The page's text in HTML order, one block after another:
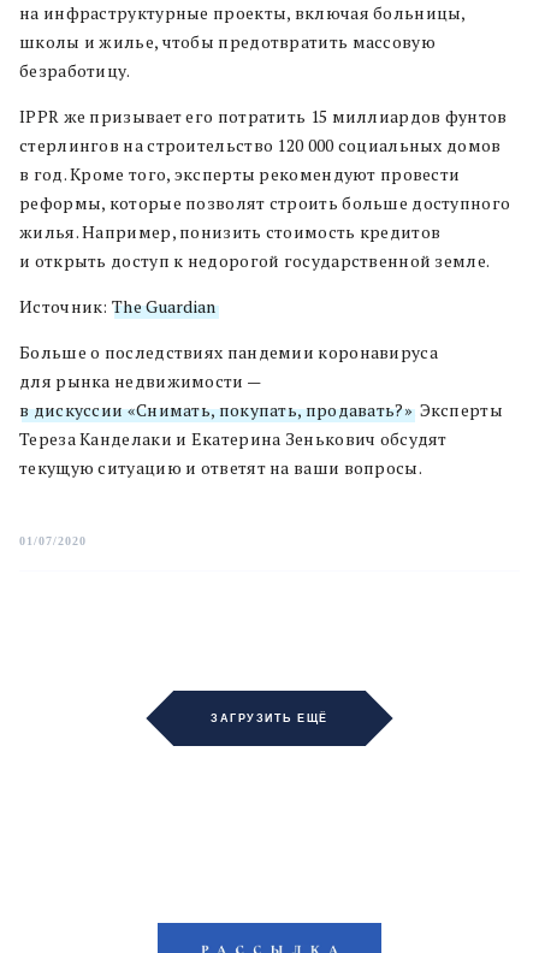
на инфраструктурные проекты, включая больницы,
школы и жилье, чтобы предотвратить массовую
безработицу.
IPPR же призывает его потратить 15 миллиардов фунтов
стерлингов на строительство 120 000 социальных домов
в год. Кроме того, эксперты рекомендуют провести
реформы, которые позволят строить больше доступного
жилья. Например, понизить стоимость кредитов
и открыть доступ к недорогой государственной земле.
Источник: The Guardian
Больше о последствиях пандемии коронавируса
для рынка недвижимости —
в дискуссии «Снимать, покупать, продавать?». Эксперты
Тереза Канделаки и Екатерина Зенькович обсудят
текущую ситуацию и ответят на ваши вопросы.
01/07/2020
ЗАГРУЗИТЬ ЕЩЁ